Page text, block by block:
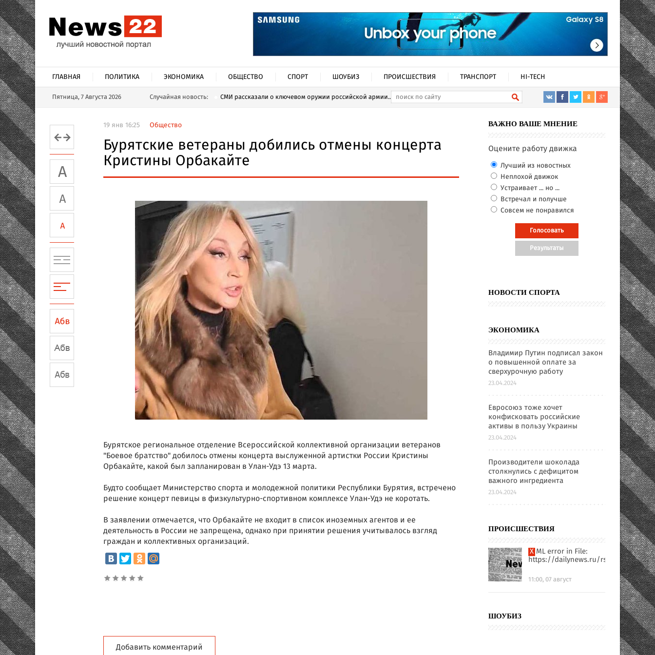
ГЛАВНАЯ ПОЛИТИКА ЭКОНОМИКА ОБЩЕСТВО СПОРТ ШОУБИЗ ПРОИСШЕСТВИЯ ТРАНСПОРТ HI-TECH
Пятница, 7 Августа 2026 Случайная новость: СМИ рассказали о ключевом оружии российской армии...
19 янв 16:25 Общество
Бурятские ветераны добились отмены концерта
Кристины Орбакайте
Бурятское региональное отделение Всероссийской коллективной организации ветеранов
"Боевое братство" добилось отмены концерта выслуженной артистки России Кристины
Орбакайте, какой был запланирован в Улан-Удэ 13 марта.
Будто сообщает Министерство спорта и молодежной политики Республики Бурятия, встречено
решение концерт певицы в физкультурно-спортивном комплексе Улан-Удэ не коротать.
В заявлении отмечается, что Орбакайте не входит в список иноземных агентов и ее
деятельность в России не запрещена, однако при принятии решения учитывалось взгляд
граждан и коллективных организаций.
Добавить комментарий
ВАЖНО ВАШЕ МНЕНИЕ
Оцените работу движка
Лучший из новостных
Неплохой движок
Устраивает ... но ...
Встречал и получше
Совсем не понравился
НОВОСТИ СПОРТА
ЭКОНОМИКА
Владимир Путин подписал закон
о повышенной оплате за
сверхурочную работу
23.04.2024
Евросоюз тоже хочет
конфисковать российские
активы в пользу Украины
23.04.2024
Производители шоколада
столкнулись с дефицитом
важного ингредиента
23.04.2024
ПРОИСШЕСТВИЯ
XML error in File:
https://dailynews.ru/rssfull.xml
11:00, 07 август
ШОУБИЗ